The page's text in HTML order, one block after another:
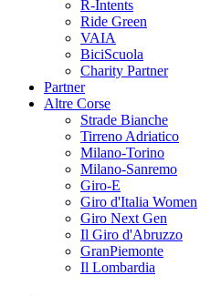
R-Intents
Ride Green
VAIA
BiciScuola
Charity Partner
Partner
Altre Corse
Strade Bianche
Tirreno Adriatico
Milano-Torino
Milano-Sanremo
Giro-E
Giro d'Italia Women
Giro Next Gen
Il Giro d'Abruzzo
GranPiemonte
Il Lombardia